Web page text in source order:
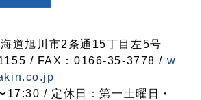
道旭川市2条通15丁目左5号
/ FAX：0166-35-3778 / w
17:30 / 定休日：第一土曜日・